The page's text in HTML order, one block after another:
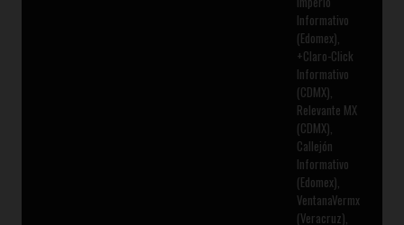
Informativo
(Edomex),
+Claro-Click
Informativo
(CDMX),
Relevante MX
(CDMX),
Callejón
Informativo
(Edomex),
VentanaVermx
(Veracruz),